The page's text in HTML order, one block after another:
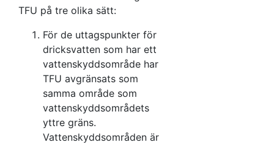
TFU på tre olika sätt:
För de uttagspunkter för
dricksvatten som har ett
vattenskyddsområde har
TFU avgränsats som
samma område som
vattenskyddsområdets
yttre gräns.
Vattenskyddsområden är